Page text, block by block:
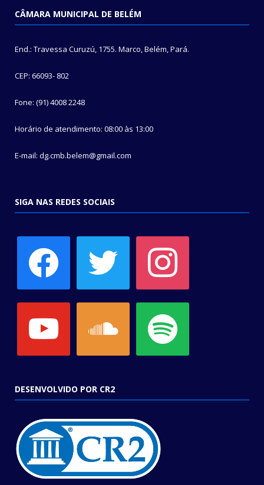
CÂMARA MUNICIPAL DE BELÉM
End.: Travessa Curuzú, 1755. Marco, Belém, Pará.
CEP: 66093- 802
Fone: (91) 4008 2248
Horário de atendimento: 08:00 às 13:00
E-mail: dg.cmb.belem@gmail.com
SIGA NAS REDES SOCIAIS
DESENVOLVIDO POR CR2